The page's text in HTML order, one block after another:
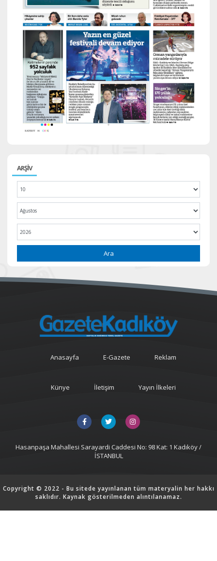
ARŞİV
Ara
Anasayfa E-Gazete Reklam
Künye İletişim Yayın İlkeleri
Hasanpaşa Mahallesi Sarayardi Caddesi No: 98 Kat: 1 Kadıköy /
İSTANBUL
Copyright © 2022 - Bu sitede yayınlanan tüm materyalin her hakkı
saklıdır. Kaynak gösterilmeden alıntılanamaz.